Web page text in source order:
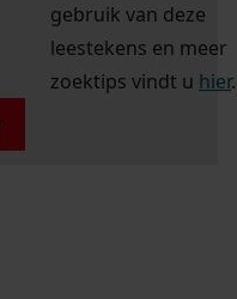
gebruik van deze
leestekens en meer
zoektips vindt u hier.